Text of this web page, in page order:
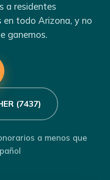
a residentes
en todo Arizona, y no
ganemos.
(7437)
a menos que